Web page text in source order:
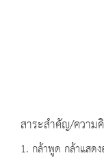
สาระสำคัญ/ความ
1. กล้าพูด กล้าแสด